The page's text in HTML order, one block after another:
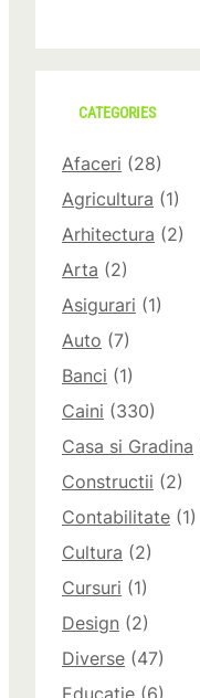
CATEGORIES
Afaceri (28)
Agricultura (1)
Arhitectura (2)
Arta (2)
Asigurari (1)
Auto (7)
Banci (1)
Caini (330)
Casa si Gradina
Constructii (2)
Contabilitate (1)
Cultura (2)
Cursuri (1)
Design (2)
Diverse (47)